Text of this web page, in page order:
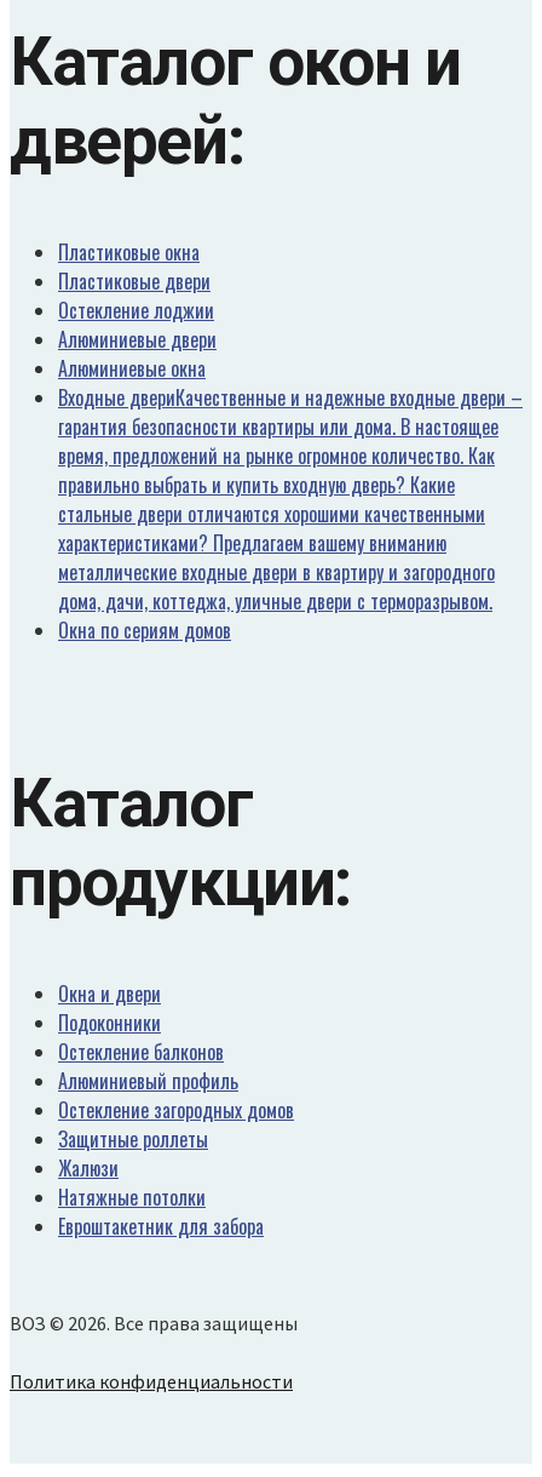
Каталог окон и
дверей:
Пластиковые окна
Пластиковые двери
Остекление лоджии
Алюминиевые двери
Алюминиевые окна
Входные двериКачественные и надежные входные двери –
гарантия безопасности квартиры или дома. В настоящее
время, предложений на рынке огромное количество. Как
правильно выбрать и купить входную дверь? Какие
стальные двери отличаются хорошими качественными
характеристиками? Предлагаем вашему вниманию
металлические входные двери в квартиру и загородного
дома, дачи, коттеджа, уличные двери с терморазрывом.
Окна по сериям домов
Каталог
продукции:
Окна и двери
Подоконники
Остекление балконов
Алюминиевый профиль
Остекление загородных домов
Защитные роллеты
Жалюзи
Натяжные потолки
Евроштакетник для забора
ВОЗ © 2026. Все права защищены
Политика конфиденциальности